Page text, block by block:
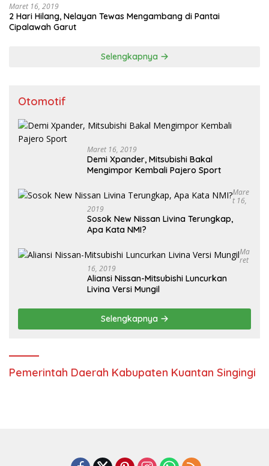
Maret 16, 2019
2 Hari Hilang, Nelayan Tewas Mengambang di Pantai
Cipalawah Garut
Selengkapnya
Otomotif
Maret 16, 2019
Demi Xpander, Mitsubishi Bakal
Mengimpor Kembali Pajero Sport
Mare
T 16,
2019
Sosok New Nissan Livina Terungkap,
Apa Kata NMI?
Ma
Ret
16, 2019
Aliansi Nissan-Mitsubishi Luncurkan
Livina Versi Mungil
Selengkapnya
Pemerintah Daerah Kabupaten Kuantan Singingi